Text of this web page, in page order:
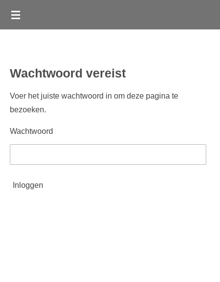
Ga
Wachtwoord vereist
Voer het juiste wachtwoord in om deze pagina te
bezoeken.
Wachtwoord
Inloggen